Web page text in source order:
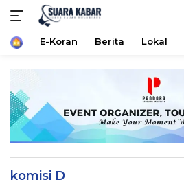
konten
HomeE-Koran Berita Lokal
komisi D